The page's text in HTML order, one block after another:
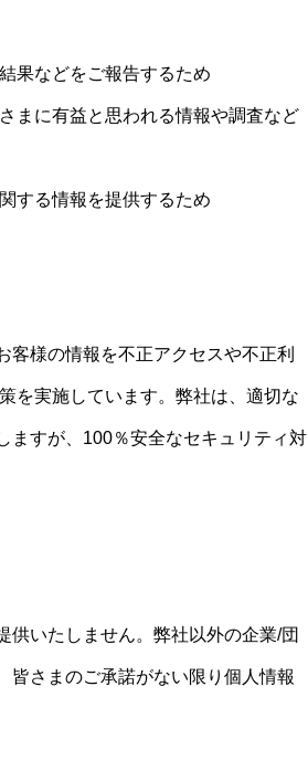
果などをご報告するため
まに有益と思われる情報や調査など
する情報を提供するため
様の情報を不正アクセスや不正利
を実施しています。弊社は、適切な
ますが、100％安全なセキュリティ対
いたしません。弊社以外の企業/団
皆さまのご承諾がない限り個人情報